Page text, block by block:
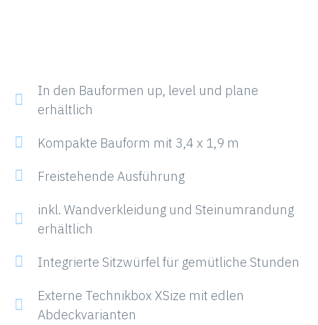
In den Bauformen up, level und plane
erhältlich
Kompakte Bauform mit 3,4 x 1,9 m
Freistehende Ausführung
inkl. Wandverkleidung und Steinumrandung
erhältlich
Integrierte Sitzwürfel für gemütliche Stunden
Externe Technikbox XSize mit edlen
Abdeckvarianten